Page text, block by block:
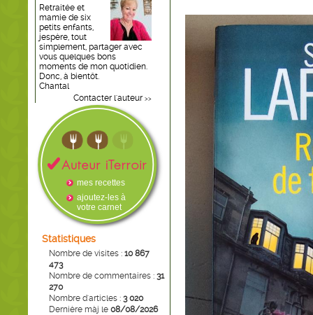
Retraitée et
mamie de six
petits enfants,
jespère, tout
simplement, partager avec
vous quelques bons
moments de mon quotidien.
Donc, à bientôt.
Chantal
Contacter l'auteur >>
mes recettes
ajoutez-les à
votre carnet
Statistiques
Nombre de visites : 10 867
473
Nombre de commentaires : 31
270
Nombre d'articles : 3 020
Dernière màj le 08/08/2026